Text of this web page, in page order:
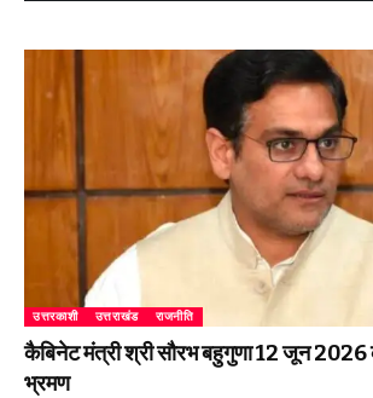
उत्तरकाशी उत्तराखंड राजनीति
कैबिनेट मंत्री श्री सौरभ बहुगुणा 12 जून 2026
भ्रमण